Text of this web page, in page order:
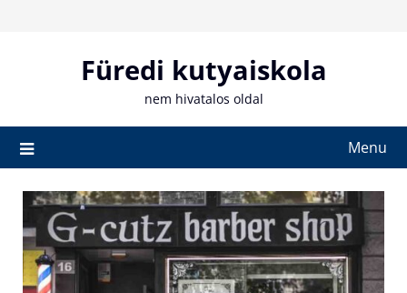
Füredi kutyaiskola
nem hivatalos oldal
Menu